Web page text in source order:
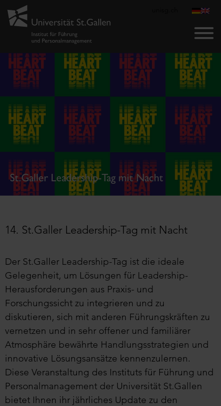
St.Galler Leadership-Tag mit Nacht
14. St.Galler Leadership-Tag mit Nacht
Der St.Galler Leadership-Tag ist die ideale
Gelegenheit, um Lösungen für Leadership-
Herausforderungen aus Praxis- und
Forschungssicht zu integrieren und zu
diskutieren, sich mit anderen Führungskräften zu
vernetzen und in sehr offener und familiärer
Atmosphäre bewährte Handlungsstrategien und
innovative Lösungsansätze kennenzulernen.
Diese Veranstaltung des Instituts für Führung und
Personalmanagement der Universität St.Gallen
bietet Ihnen ihr jährliches Update zu den